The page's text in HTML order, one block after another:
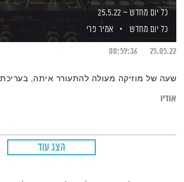
כל יום מחדש – 25.5.22
כל יום מחדש
אמיר פרי
25.05.22
00:59:36
שעה של מוזיקה מעולה להתעורר איתה,
אודיו
הצג עוד